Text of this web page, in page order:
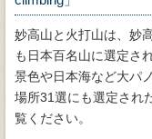
妙高山と火打山は、妙
も日本百名山に選定さ
景色や日本海など大パ
場所31選にも選定され
覧ください。